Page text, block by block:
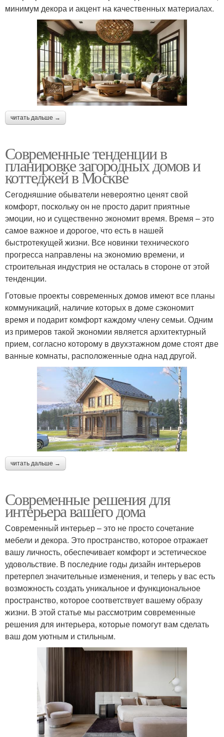
минимум декора и акцент на качественных материалах.
читать дальше →
Современные тенденции в
планировке загородных домов и
коттеджей в Москве
Сегодняшние обыватели невероятно ценят свой
комфорт, поскольку он не просто дарит приятные
эмоции, но и существенно экономит время. Время – это
самое важное и дорогое, что есть в нашей
быстротекущей жизни. Все новинки технического
прогресса направлены на экономию времени, и
строительная индустрия не осталась в стороне от этой
тенденции.
Готовые проекты современных домов имеют все планы
коммуникаций, наличие которых в доме сэкономит
время и подарит комфорт каждому члену семьи. Одним
из примеров такой экономии является архитектурный
прием, согласно которому в двухэтажном доме стоят две
ванные комнаты, расположенные одна над другой.
читать дальше →
Современные решения для
интерьера вашего дома
Современный интерьер – это не просто сочетание
мебели и декора. Это пространство, которое отражает
вашу личность, обеспечивает комфорт и эстетическое
удовольствие. В последние годы дизайн интерьеров
претерпел значительные изменения, и теперь у вас есть
возможность создать уникальное и функциональное
пространство, которое соответствует вашему образу
жизни. В этой статье мы рассмотрим современные
решения для интерьера, которые помогут вам сделать
ваш дом уютным и стильным.